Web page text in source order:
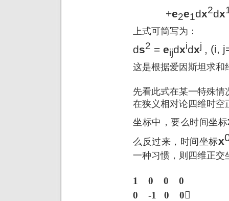
+e2e1dx2dx
上式可简写为：
ds2 = eijdxidxj , (i,
这是根据爱因斯坦求和
先看此式在某一特殊情
在狭义相对论四维时空
坐标中，要么时间坐标
么反过来，时间坐标x
一种习惯，则四维正交
1 0 0
0
0
-1 0
0